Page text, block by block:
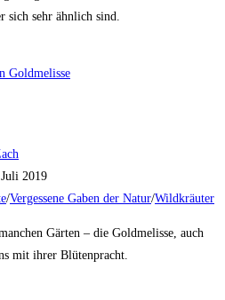
sehr ähnlich sind.
2019
/Vergessene Gaben der Natur/Wildkräuter
Gärten – die Goldmelisse, auch
mit ihrer Blütenpracht.